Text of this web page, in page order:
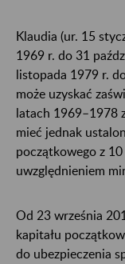
Klaudia (ur. 15
1969 r. do 31
listopada 1979 r.
może uzyskać
latach 1969–1978
mieć jednak
początkowego z
uwzględnieniem
Od 23 września
kapitału
do ubezpieczenia